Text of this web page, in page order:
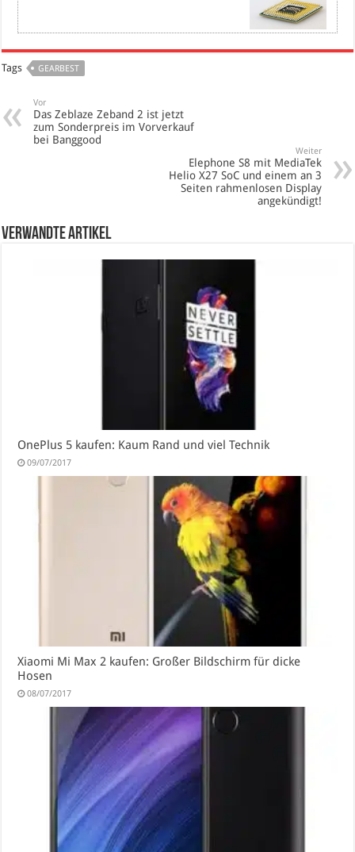
Tags GEARBEST
Vor
Das Zeblaze Zeband 2 ist jetzt
zum Sonderpreis im Vorverkauf
bei Banggood
Weiter
Elephone S8 mit MediaTek
Helio X27 SoC und einem an 3
Seiten rahmenlosen Display
angekündigt!
verwandte Artikel
OnePlus 5 kaufen: Kaum Rand und viel Technik
09/07/2017
Xiaomi Mi Max 2 kaufen: Großer Bildschirm für dicke
Hosen
08/07/2017